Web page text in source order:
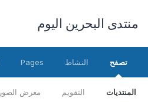
منتدى البحرين اليوم
تصفح
المنتديات التقويم معرض الصور
النشاط Pages